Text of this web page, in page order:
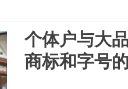
个体户与大
商标和字号